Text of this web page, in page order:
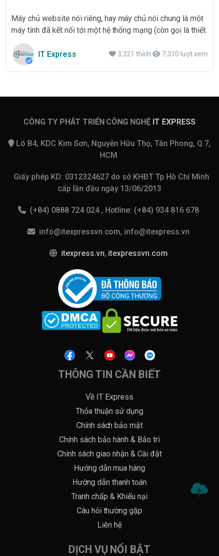
Máy chủ website nói riêng, hay máy chủ nói chung là một
máy tính đã kết nối tới một hệ thống mạng (còn gọi là thiết
bị mạng) thường thì máy chủ là trung tâm để kết nối các
dữ liệu, lệnh... cho một hệ thống mạng nào đấy
IT Express 3,321 thích 7,310 lượt xem
CÔNG TY PHÁT TRIỂN CÔNG NGHỆ IT EXPRESS
Lô B4, KDC Kim Sơn, Nguyễn Hữu Thọ, Tân Phong, Q.7,
HCM
Giấy phép KD: 0312324627 do sở KHĐT Tp Hồ Chí Minh
cấp lần đầu ngày 13/06/2013
(+84) 0888 724 024 , Hotline: (+84) 934 816 678
info@itexpressvn.com, info@itexpress.vn
itexpress.vn, itexpressvn.com
THÔNG TIN CẦN BIẾT
Về IT Express
Thỏa thuận sử dụng
Chính sách bảo mật
Chính sách bảo hành & Bảo trì
Chính sách giao nhận & Cài đặt
Hướng dẫn mua hàng
Hướng dẫn thanh toán
Tranh chấp & Khiếu nại
Câu hỏi thường gặp
Liên hệ
DỊCH VỤ NỔI BẬT